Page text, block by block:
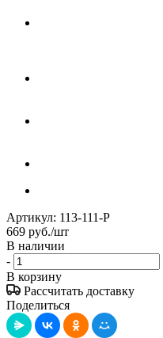
Артикул: 113-111-P
669 руб./шт
В наличии
-
В корзину
Рассчитать доставку
Поделиться